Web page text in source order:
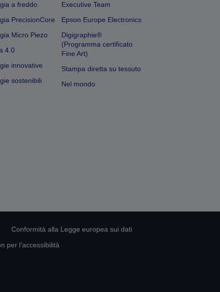
a freddo
PrecisionCore
Micro Piezo
4.0
innovative
sostenibili
Executive Team
Epson Europe Electronics
Digigraphie®
(Programma certificato
Fine Art)
Stampa diretta su tessuto
Nel mondo
Conformità alla Legge europea sui dati
per l’accessibilità